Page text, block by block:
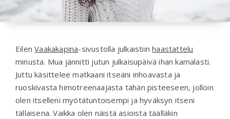
EilenVaakakapina-sivustolla julkaistiinhaastattelu
minusta. Mua jännitti jutun julkaisupäivä ihan kamalasti.
Juttu käsittelee matkaani itseäni inhoavasta ja
ruoskivasta himotreenaajasta tähän pisteeseen, jolloin
olen itselleni myötätuntoisempi ja hyväksyn itseni
tällaisena. Vaikka olen näistä asioista täälläkin